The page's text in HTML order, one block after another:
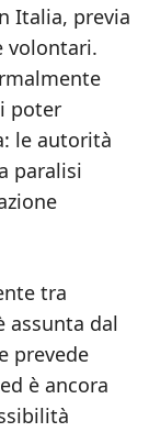
Italia, previa
volontari.
poter
le autorità
paralisi
tra
assunta dal
prevede
è ancora